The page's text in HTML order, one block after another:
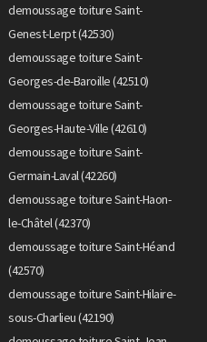
demoussage toiture Saint-
Genest-Lerpt (42530)
demoussage toiture Saint-
Georges-de-Baroille (42510)
demoussage toiture Saint-
Georges-Haute-Ville (42610)
demoussage toiture Saint-
Germain-Laval (42260)
demoussage toiture Saint-Haon-
le-Châtel (42370)
demoussage toiture Saint-Héand
(42570)
demoussage toiture Saint-Hilaire-
sous-Charlieu (42190)